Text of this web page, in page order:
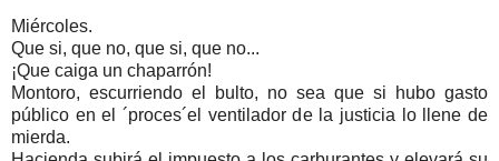
Miércoles.
Que si, que no, que si, que no...
¡Que caiga un chaparrón!
Montoro, escurriendo el bulto, no sea que si hubo gasto
público en el ´proces´el ventilador de la justicia lo llene de
mierda.